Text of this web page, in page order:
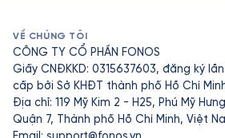
VỀ CHÚNG TÔI
CÔNG TY CỔ PHẦN FONOS
Giấy CNĐKKD: 0315637603, đăng ký
cấp bởi Sở KHĐT thành phố Hồ Chí
Địa chỉ: 119 Mỹ Kim 2 - H25, Phú Mỹ
Quận 7, Thành phố Hồ Chí Minh, Việt